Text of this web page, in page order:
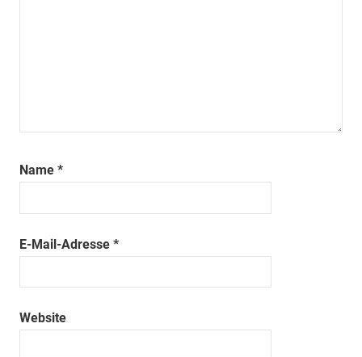
Name *
E-Mail-Adresse *
Website